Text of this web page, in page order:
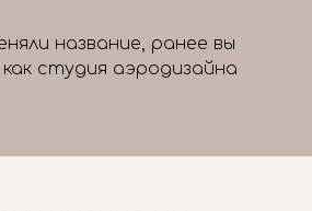
название, ранее вы
студия аэродизайна